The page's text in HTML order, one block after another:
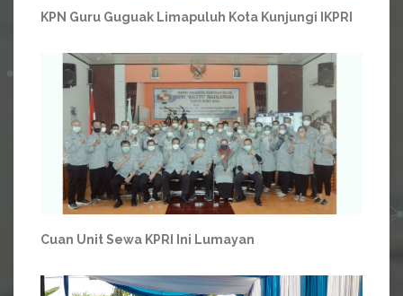
KPN Guru Guguak Limapuluh Kota Kunjungi IKPRI
Cuan Unit Sewa KPRI Ini Lumayan